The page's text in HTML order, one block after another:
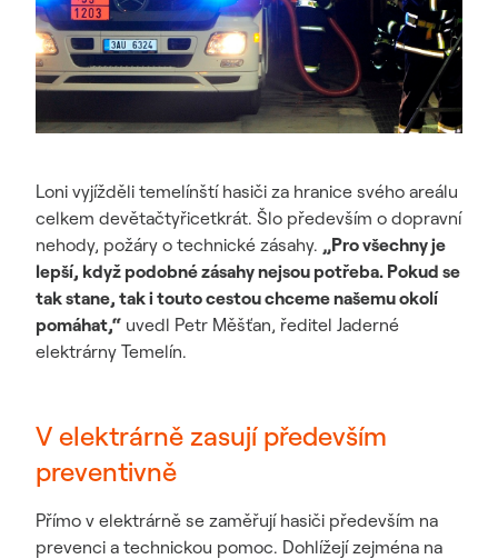
Loni vyjížděli temelínští hasiči za hranice svého areálu
celkem devětačtyřicetkrát. Šlo především o dopravní
nehody, požáry o technické zásahy. „Pro všechny je
lepší, když podobné zásahy nejsou potřeba. Pokud se
tak stane, tak i touto cestou chceme našemu okolí
pomáhat,“ uvedl Petr Měšťan, ředitel Jaderné
elektrárny Temelín.
V elektrárně zasují především
preventivně
Přímo v elektrárně se zaměřují hasiči především na
prevenci a technickou pomoc. Dohlížejí zejména na